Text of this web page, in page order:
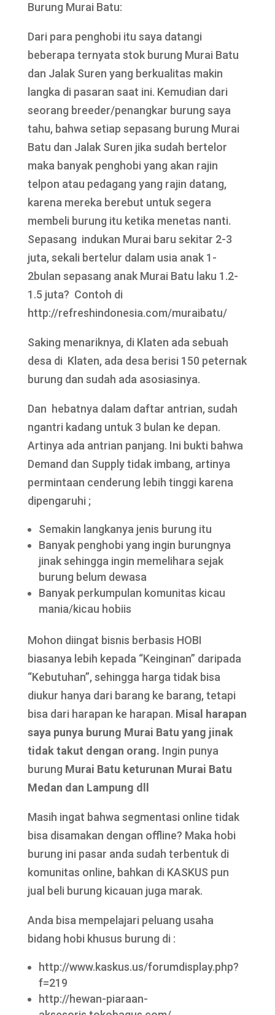
Burung Murai Batu:
Dari para penghobi itu saya datangi
beberapa ternyata stok burung Murai Batu
dan Jalak Suren yang berkualitas makin
langka di pasaran saat ini. Kemudian dari
seorang breeder/penangkar burung saya
tahu, bahwa setiap sepasang burung Murai
Batu dan Jalak Suren jika sudah bertelor
maka banyak penghobi yang akan rajin
telpon atau pedagang yang rajin datang,
karena mereka berebut untuk segera
membeli burung itu ketika menetas nanti.
Sepasang indukan Murai baru sekitar 2-3
juta, sekali bertelur dalam usia anak 1-
2bulan sepasang anak Murai Batu laku 1.2-
1.5 juta? Contoh di
http://refreshindonesia.com/muraibatu/
Saking menariknya, di Klaten ada sebuah
desa di Klaten, ada desa berisi 150 peternak
burung dan sudah ada asosiasinya.
Dan hebatnya dalam daftar antrian, sudah
ngantri kadang untuk 3 bulan ke depan.
Artinya ada antrian panjang. Ini bukti bahwa
Demand dan Supply tidak imbang, artinya
permintaan cenderung lebih tinggi karena
dipengaruhi ;
Semakin langkanya jenis burung itu
Banyak penghobi yang ingin burungnya
jinak sehingga ingin memelihara sejak
burung belum dewasa
Banyak perkumpulan komunitas kicau
mania/kicau hobiis
Mohon diingat bisnis berbasis HOBI
biasanya lebih kepada “Keinginan” daripada
“Kebutuhan”, sehingga harga tidak bisa
diukur hanya dari barang ke barang, tetapi
bisa dari harapan ke harapan. Misal harapan
saya punya burung Murai Batu yang jinak
tidak takut dengan orang. Ingin punya
burung Murai Batu keturunan Murai Batu
Medan dan Lampung dll
Masih ingat bahwa segmentasi online tidak
bisa disamakan dengan offline? Maka hobi
burung ini pasar anda sudah terbentuk di
komunitas online, bahkan di KASKUS pun
jual beli burung kicauan juga marak.
Anda bisa mempelajari peluang usaha
bidang hobi khusus burung di :
http://www.kaskus.us/forumdisplay.php?
f=219
http://hewan-piaraan-